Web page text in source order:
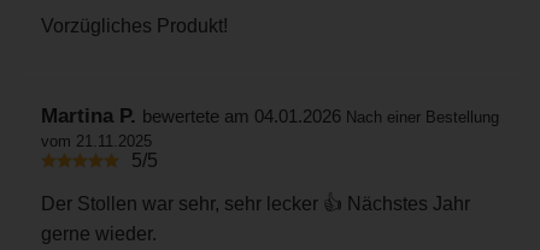
Vorzügliches Produkt!
Martina P. bewertete am 04.01.2026 Nach einer Bestellung
vom 21.11.2025
5/5
Der Stollen war sehr, sehr lecker 👍 Nächstes Jahr
gerne wieder.